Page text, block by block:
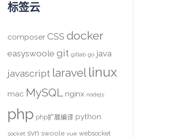
标签云
composer CSS docker
easyswoole git gitlab go java
javascript laravel linux
mac MySQL nginx nodejs
php php扩展编译 python
socket svn swoole vue websocket